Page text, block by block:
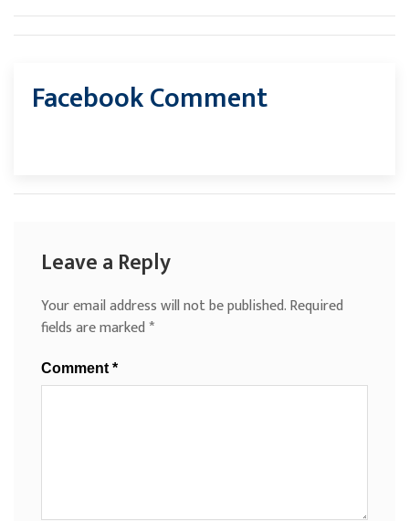
Facebook Comment
Leave a Reply
Your email address will not be published.Required
fields are marked*
Comment *